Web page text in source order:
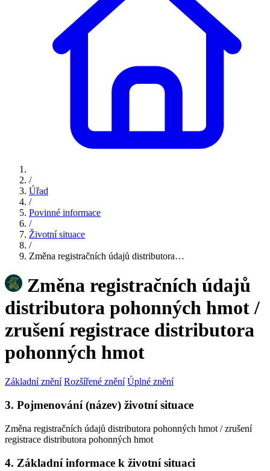
/
Úřad
/
Povinné informace
/
Životní situace
/
Změna registračních údajů distributora…
Změna registračních údajů
distributora pohonných hmot /
zrušení registrace distributora
pohonných hmot
Základní znění Rozšířené znění Úplné znění
3. Pojmenování (název) životní situace
Změna registračních údajů distributora pohonných hmot / zrušení
registrace distributora pohonných hmot
4. Základní informace k životní situaci